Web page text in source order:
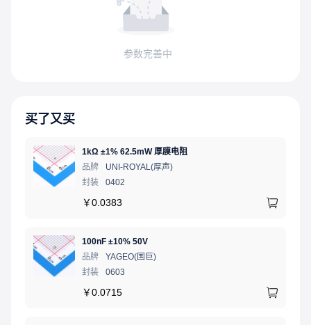
参数完善中
买了又买
1kΩ ±1% 62.5mW 厚膜电阻
品牌
UNI-ROYAL(厚声)
封装
0402
￥0.0383
100nF ±10% 50V
品牌
YAGEO(国巨)
封装
0603
￥0.0715